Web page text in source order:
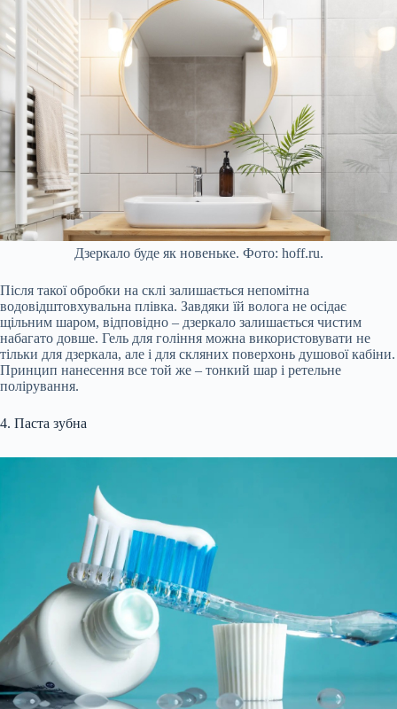
Дзеркало буде як новеньке. Фото: hoff.ru.
Після такої обробки на склі залишається непомітна
водовідштовхувальна плівка. Завдяки їй волога не осідає
щільним шаром, відповідно – дзеркало залишається чистим
набагато довше. Гель для гоління можна використовувати не
тільки для дзеркала, але і для скляних поверхонь душової кабіни.
Принцип нанесення все той же – тонкий шар і ретельне
полірування.
4. Паста зубна